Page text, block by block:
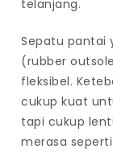
telanjang.
Sepatu pantai
(rubber
fleksibel.
cukup kuat
tapi cukup
merasa